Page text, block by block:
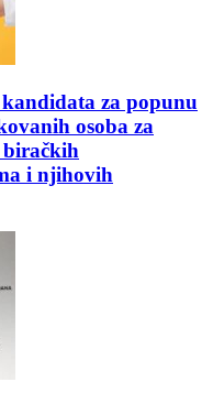
za popunu
osoba za
biračkih
i njihovih